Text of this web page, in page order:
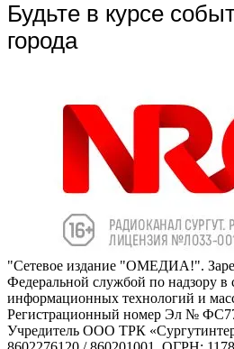
Будьте в курсе
города
"Сетевое издание "ОМЕДИА!".
Федеральной службой по надзору в
информационных технологий и
Регистрационный номер Эл №
Учредитель ООО ТРК